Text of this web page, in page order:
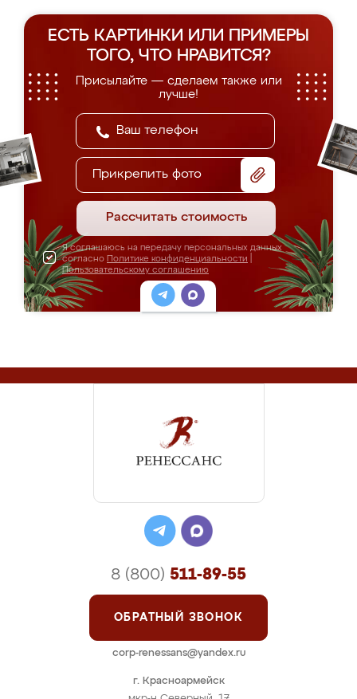
ЕСТЬ КАРТИНКИ ИЛИ ПРИМЕРЫ
ТОГО, ЧТО НРАВИТСЯ?
Присылайте — сделаем также или
лучше!
Прикрепить фото
Рассчитать стоимость
Я соглашаюсь на передачу персональных данных
согласно Политике конфиденциальности
Пользовательскому соглашению
г. Красноармейск
8 (800) 511-89-55
ОБРАТНЫЙ ЗВОНОК
corp-renessans@yandex.ru